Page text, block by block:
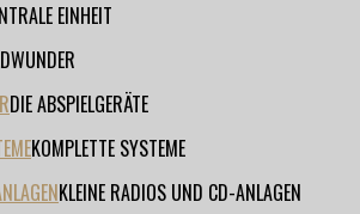
EINHEIT
DIE ABSPIELGERÄTE
KOMPLETTE SYSTEME
KLEINE RADIOS UND CD-ANLAGEN